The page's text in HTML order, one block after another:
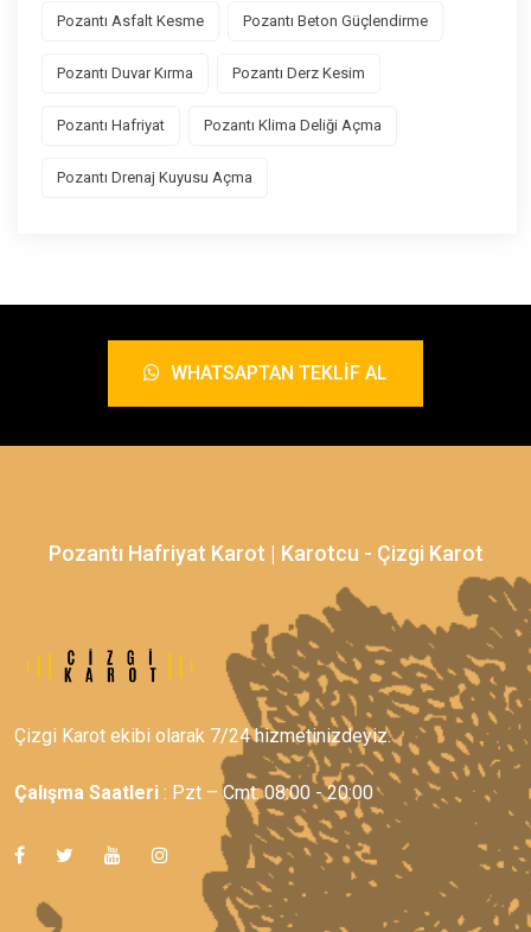
Pozantı Asfalt Kesme Pozantı Beton Güçlendirme
Pozantı Duvar Kırma Pozantı Derz Kesim
Pozantı Hafriyat Pozantı Klima Deliği Açma
Pozantı Drenaj Kuyusu Açma
WHATSAPTAN TEKLIF AL
Pozantı Hafriyat Karot | Karotcu - Çizgi Karot
Çizgi Karot ekibi olarak 7/24 hizmetinizdeyiz.
Çalışma Saatleri : Pzt – Cmt: 08:00 - 20:00